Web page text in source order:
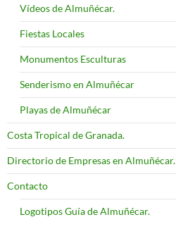
Vídeos de Almuñécar.
Fiestas Locales
Monumentos Esculturas
Senderismo en Almuñécar
Playas de Almuñécar
Costa Tropical de Granada.
Directorio de Empresas en Almuñécar.
Contacto
Logotipos Guía de Almuñécar.